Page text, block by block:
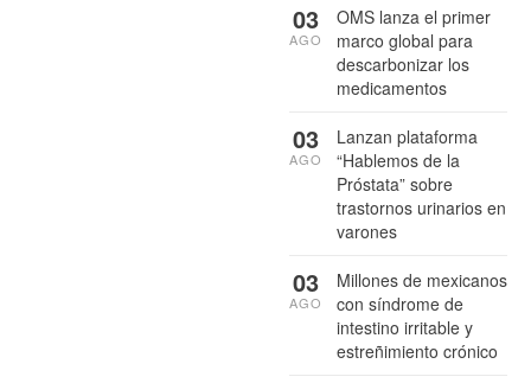
OMS lanza el primer
marco global para
descarbonizar los
medicamentos
03
AGO
Lanzan plataforma
“Hablemos de la
Próstata” sobre
trastornos urinarios en
varones
03
AGO
Millones de mexicanos
con síndrome de
intestino irritable y
estreñimiento crónico
03
AGO